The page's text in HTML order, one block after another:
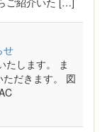
せ
たします。 ま
だきます。 図